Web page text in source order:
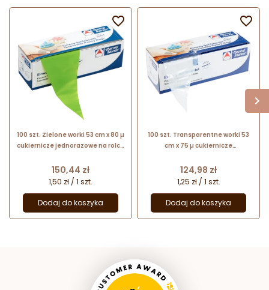
100 szt. Zielone worki 53 cm x 80 µ
cukiernicze jednorazowe na rolce
Cena
150,44 zł
1,50 zł / 1 szt.
Dodaj do koszyka

100 szt. Transparentne worki 53
cm x 75 µ cukiernicze
Cena
124,98 zł
1,25 zł / 1 szt.
Dodaj do koszyka
